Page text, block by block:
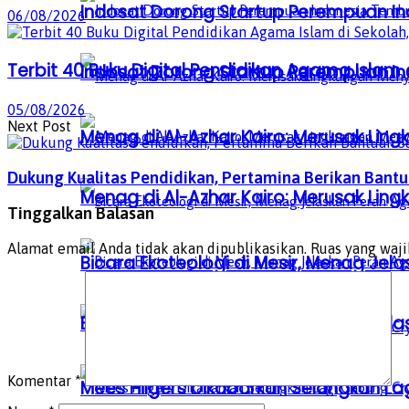
Indosat Dorong Startup Perempuan
Menag di Al-Azhar Kairo: Merusak
Bicara Ekoteologi di Mesir, Menag
Mees Hilgers Dikabarkan Selangkah
Indosat Dorong Startup Perempuan
Menag di Al-Azhar Kairo: Merusak
Bicara Ekoteologi di Mesir, Menag
06/08/2026
Terbit 40 Buku Digital Pendidikan Agama Islam
05/08/2026
Next Post
Dukung Kualitas Pendidikan, Pertamina Berikan
Tinggalkan Balasan
Alamat email Anda tidak akan dipublikasikan. Ruas yang
Komentar *